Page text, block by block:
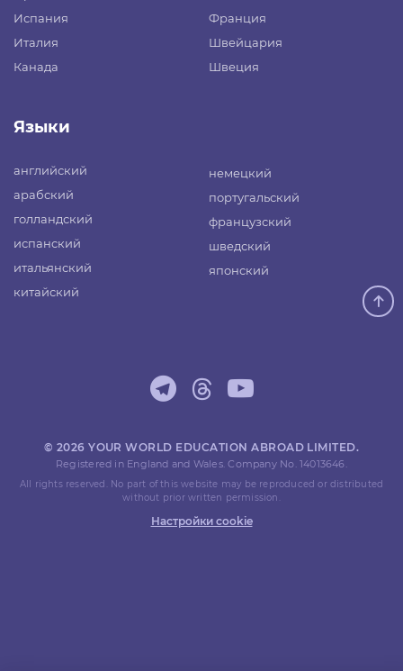
Испания
Италия
Канада
Франция
Швейцария
Швеция
Языки
английский
арабский
голландский
испанский
итальянский
китайский
немецкий
португальский
французский
шведский
японский
© 2026 YOUR WORLD EDUCATION ABROAD LIMITED.
Registered in England and Wales. Company No. 14013646.
All rights reserved. No part of this website may be reproduced or distributed
without prior written permission.
Настройки cookie